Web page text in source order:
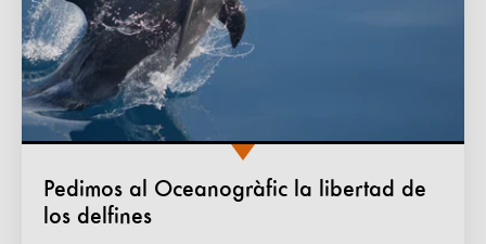
Pedimos al Oceanogràfic la libertad de
los delfines